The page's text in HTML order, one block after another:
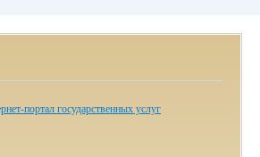
портал государственных услуг